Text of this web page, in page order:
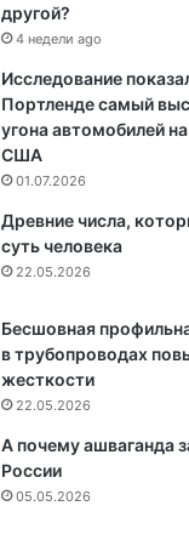
другой?
4 недели ago
Исследование
Портленде самый
угона автомобилей
США
01.07.2026
Древние числа,
суть человека
22.05.2026
Бесшовная
в трубопроводах
жесткости
22.05.2026
А почему ашваганда
России
05.05.2026